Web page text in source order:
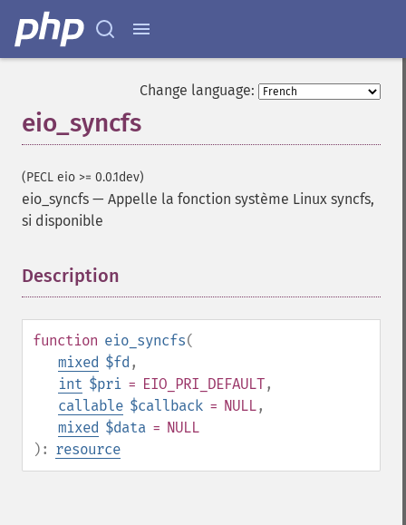
Change language:
eio_syncfs
(PECL eio >= 0.0.1dev)
eio_syncfs — Appelle la fonction système Linux syncfs,
si disponible
Description
function eio_syncfs(
mixed $fd ,
int $pri = EIO_PRI_DEFAULT,
callable $callback = NULL,
mixed $data = NULL
): resource